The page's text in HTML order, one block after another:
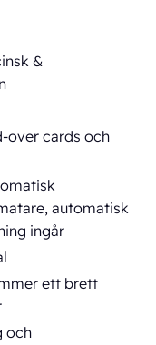
&
over cards och
automatisk
ingår
ett brett
och